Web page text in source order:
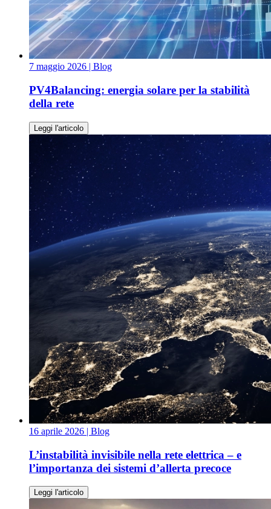
7 maggio 2026 | Blog
PV4Balancing: energia solare per la stabilità
della rete
Leggi l'articolo
16 aprile 2026 | Blog
L’instabilità invisibile nella rete elettrica – e
l’importanza dei sistemi d’allerta precoce
Leggi l'articolo